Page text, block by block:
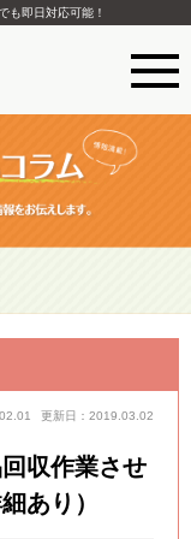
も即日対応可能！
更新日：2019.03.02
収作業させ
あり）